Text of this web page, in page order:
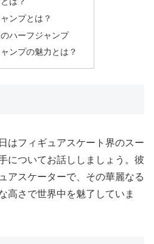
ンプとは？
ハーフジャンプ
ンプの魅力とは？
はフィギュアスケート界のスー
についてお話ししましょう。彼
アスケーターで、その華麗なる
高さで世界中を魅了していま